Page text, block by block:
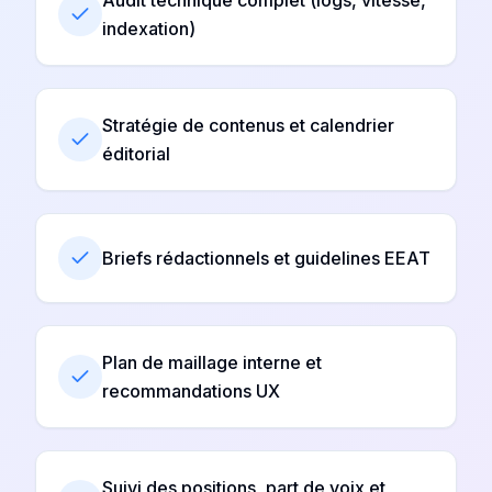
indexation)
Stratégie de contenus et calendrier
éditorial
Briefs rédactionnels et guidelines EEAT
Plan de maillage interne et
recommandations UX
Suivi des positions, part de voix et